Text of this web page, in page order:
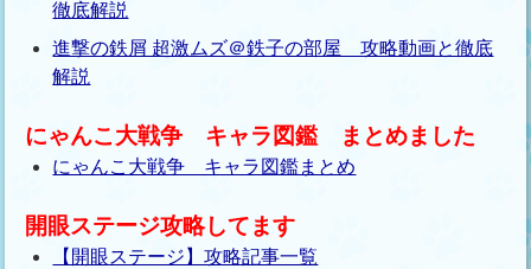
徹底解説
進撃の鉄屑 超激ムズ＠鉄子の部屋 攻略動画と徹底
解説
にゃんこ大戦争 キャラ図鑑 まとめました
にゃんこ大戦争 キャラ図鑑まとめ
開眼ステージ攻略してます
【開眼ステージ】攻略記事一覧